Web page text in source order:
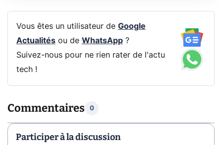
Vous êtes un utilisateur de Google
Actualitésou de WhatsApp?
Suivez-nous pour ne rien rater de l'actu
tech !
Commentaires 0
Participer à la discussion